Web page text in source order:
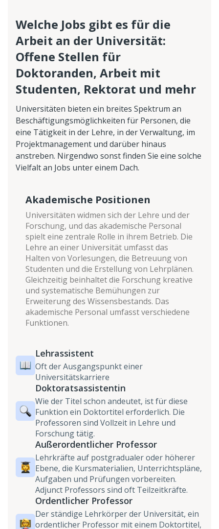
Welche Jobs gibt es für die
Arbeit an der Universität:
Offene Stellen für
Doktoranden, Arbeit mit
Studenten, Rektorat und mehr
Universitäten bieten ein breites Spektrum an
Beschäftigungsmöglichkeiten für Personen, die
eine Tätigkeit in der Lehre, in der Verwaltung, im
Projektmanagement und darüber hinaus
anstreben. Nirgendwo sonst finden Sie eine solche
Vielfalt an Jobs unter einem Dach.
Akademische Positionen
Universitäten widmen sich der Lehre und der
Forschung, und das akademische Personal
spielt eine zentrale Rolle in ihrem Betrieb. Die
Lehre an einer Universität umfasst das
Halten von Vorlesungen, die Betreuung von
Studenten und die Erstellung von Lehrplänen.
Gleichzeitig beinhaltet die Forschung kreative
und systematische Bemühungen zur
Erweiterung des Wissensbestands. Das
akademische Personal umfasst verschiedene
Funktionen.
Lehrassistent
Oft der Ausgangspunkt einer
Universitätskarriere
Doktoratsassistentin
Wie der Titel schon andeutet, ist für diese
Funktion ein Doktortitel erforderlich. Die
Professoren sind Vollzeit in Lehre und
Forschung tätig.
Außerordentlicher Professor
Lehrkräfte auf postgradualer oder höherer
Ebene, die Kursmaterialien, Unterrichtspläne,
Aufgaben und Prüfungen vorbereiten.
Adjunct Professors sind oft Teilzeitkräfte.
Ordentlicher Professor
Der ständige Lehrkörper der Universität, ein
ordentlicher Professor mit einem Doktortitel,